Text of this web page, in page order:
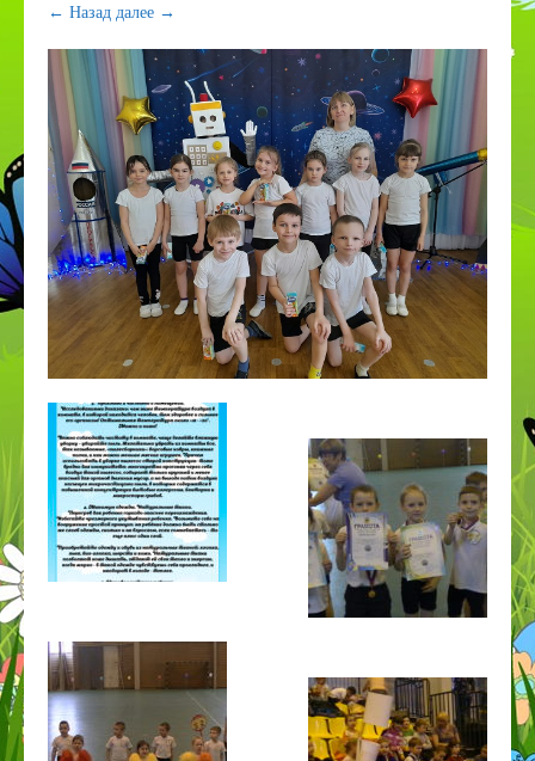
ПДДТТ
Странички педагогов
Дистанционное образование
КОРРЕКЦИОННОЕ И ИНКЛЮЗИВНОЕ
ОБРАЗОВАНИЕ
Приём в 1 класс
Дополнительное образование
ВСОКО
Организация питания в СП
Наставничество
Космос
День эколят
ГОД ДОШКОЛЬНОГО ОБРАЗОВАНИЯ
← Назад далее →